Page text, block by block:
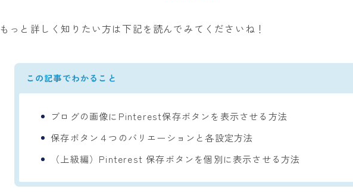
もっと詳しく知りたい方は下記を読んでみてくださいね！
この記事でわかること
ブログの画像にPinterest保存ボタンを表示させる方法
保存ボタン４つのバリエーションと各設定方法
（上級編）Pinterest 保存ボタンを個別に表示させる方法